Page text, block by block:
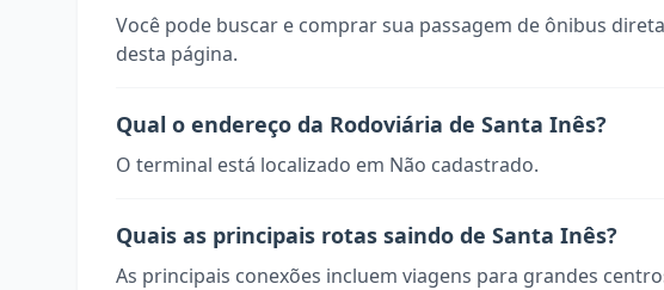
Você pode buscar e comprar sua passagem de ônibus
desta página.
Qual o endereço da Rodoviária de Santa Inês?
O terminal está localizado em Não cadastrado.
Quais as principais rotas saindo de Santa Inês?
As principais conexões incluem viagens para grandes